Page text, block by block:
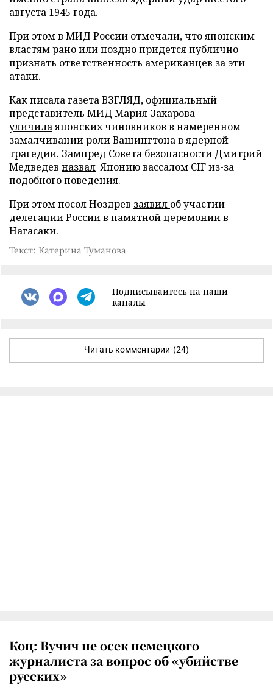
августа 1945 года.
При этом в МИД России отмечали, что японским
властям рано или поздно придется публично
признать ответственность американцев за эти
атаки.
Как писала газета ВЗГЛЯД, официальный
представитель МИД Мария Захарова
уличилаяпонских чиновников в намеренном
замалчивании роли Вашингтона в ядерной
трагедии. Зампред Совета безопасности Дмитрий
Медведев назвал Японию вассалом CIF из-за
подобного поведения.
При этом посол Ноздрев заявил об участии
делегации России в памятной церемонии в
Нагасаки.
Текст: Катерина Туманова
Подписывайтесь на наши
каналы
Читать комментарии (24)
Коц: Вучич не осек немецкого
журналиста за вопрос об «убийстве
русских»